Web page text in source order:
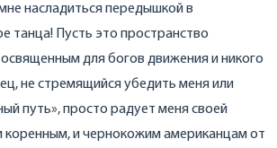
насладиться передышкой в
танца! Пусть это пространство
для богов движения и никого
не стремящийся убедить меня или
путь», просто радует меня своей
коренным, и чернокожим американцам от